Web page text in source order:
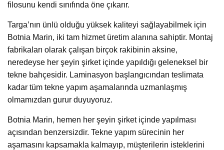
filosunu kendi sınıfında öne çıkarır.
Targa’nın ünlü olduğu yüksek kaliteyi sağlayabilmek için
Botnia Marin, iki tam hizmet üretim alanına sahiptir. Montaj
fabrikaları olarak çalışan birçok rakibinin aksine,
neredeyse her şeyin şirket içinde yapıldığı geleneksel bir
tekne bahçesidir. Laminasyon başlangıcından teslimata
kadar tüm tekne yapım aşamalarında uzmanlaşmış
olmamızdan gurur duyuyoruz.
Botnia Marin, hemen her şeyin şirket içinde yapılması
açısından benzersizdir. Tekne yapım sürecinin her
aşamasını kapsamakla kalmayıp, müşterilerin isteklerini